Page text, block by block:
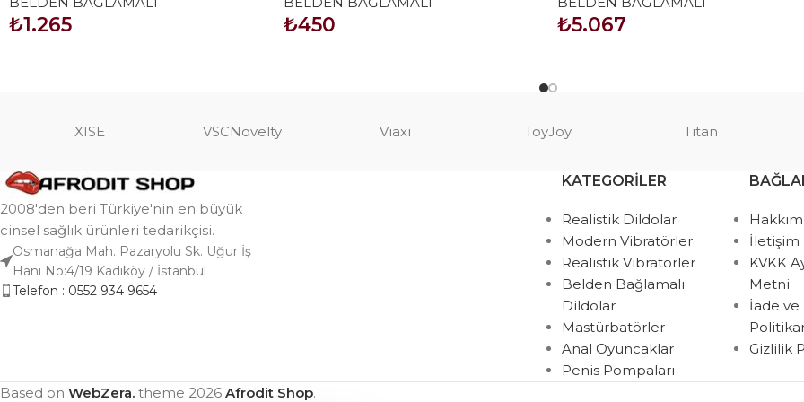
₺1.265
Kırmızı
₺450 ₺5.067
XISE VSCNovelty Viaxi ToyJoy Titan
2008'den beri Türkiye'nin en büyük
cinsel sağlık ürünleri tedarikçisi.
Osmanağa Mah. Pazaryolu Sk. Uğur İş
Hanı No:4/19 Kadıköy / İstanbul
Telefon : 0552 934 9654
KATEGORILER
Realistik Dildolar
Modern Vibratörler
Realistik Vibratörler
Belden Bağlamalı
Dildolar
Mastürbatörler
Anal Oyuncaklar
Penis Pompaları
İletişim
KVKK
Metni
İade
Gizlilik
Based on WebZera. theme 2026 Afrodit Shop.